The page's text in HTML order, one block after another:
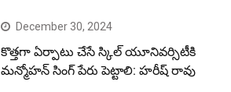
December 30, 2024
కొత్తగా ఏర్పాటు చేసే స్కిల్ యూనివర్సిటీకి
మన్మోహన్ సింగ్ పేరు పెట్టాలి: హరీష్ రావు